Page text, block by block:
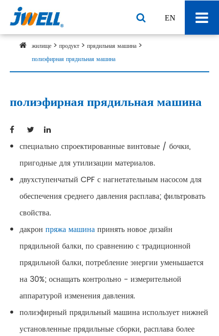
EN
жилище продукт
прядильная машина
полиэфирная прядильная машина
полиэфирная прядильная машина
специально спроектированные винтовые / бочки,
пригодные для утилизации материалов.
двухступенчатый CPF с нагнетательным насосом для
обеспечения среднего давления расплава; фильтровать
свойства.
дакрон пряжа машинапринять новое дизайн
прядильной балки, по сравнению с традиционной
прядильной балки, потребление энергии уменьшается
на 30%; оснащать контрольно - измерительной
аппаратурой изменения давления.
полиэфирный прядильный машина использует нижней
установленные прядильные сборки, расплава более